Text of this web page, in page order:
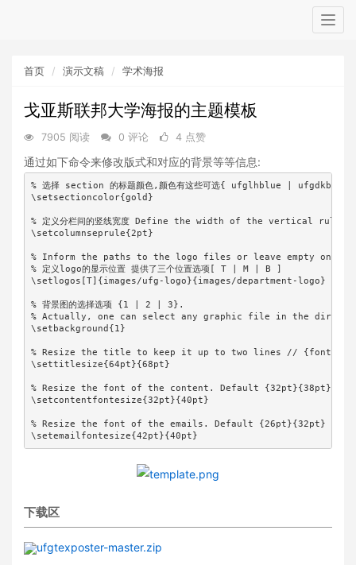
首页 演示文稿 学术海报
戈亚斯联邦大学海报的主题模板
7905 阅读 0 评论 4 点赞
通过如下命令来修改版式和对应的背景等等信息:
% 选择 section 的标题颜色,颜色有这些可选{ ufglhblue |
\setsectioncolor{gold}
% 定义分栏间的竖线宽度 Define the width of the vertical
\setcolumnseprule{2pt}
% Inform the paths to the logo files or leave empty one
% 定义logo的显示位置 提供了三个位置选项[ T | M | B ]
\setlogos[T]{images/ufg-logo}{images/department-logo}
% 背景图的选择选项 {1 | 2 | 3}.
% Actually, one can select any graphic file in the
\setbackground{1}
% Resize the title to keep it up to two lines // {font
\settitlesize{64pt}{68pt}
% Resize the font of the content. Default {32pt}{38pt}
\setcontentfontesize{32pt}{40pt}
% Resize the font of the emails. Default {26pt}{32pt} //
\setemailfontesize{42pt}{40pt}
下载区
ufgtexposter-master.zip